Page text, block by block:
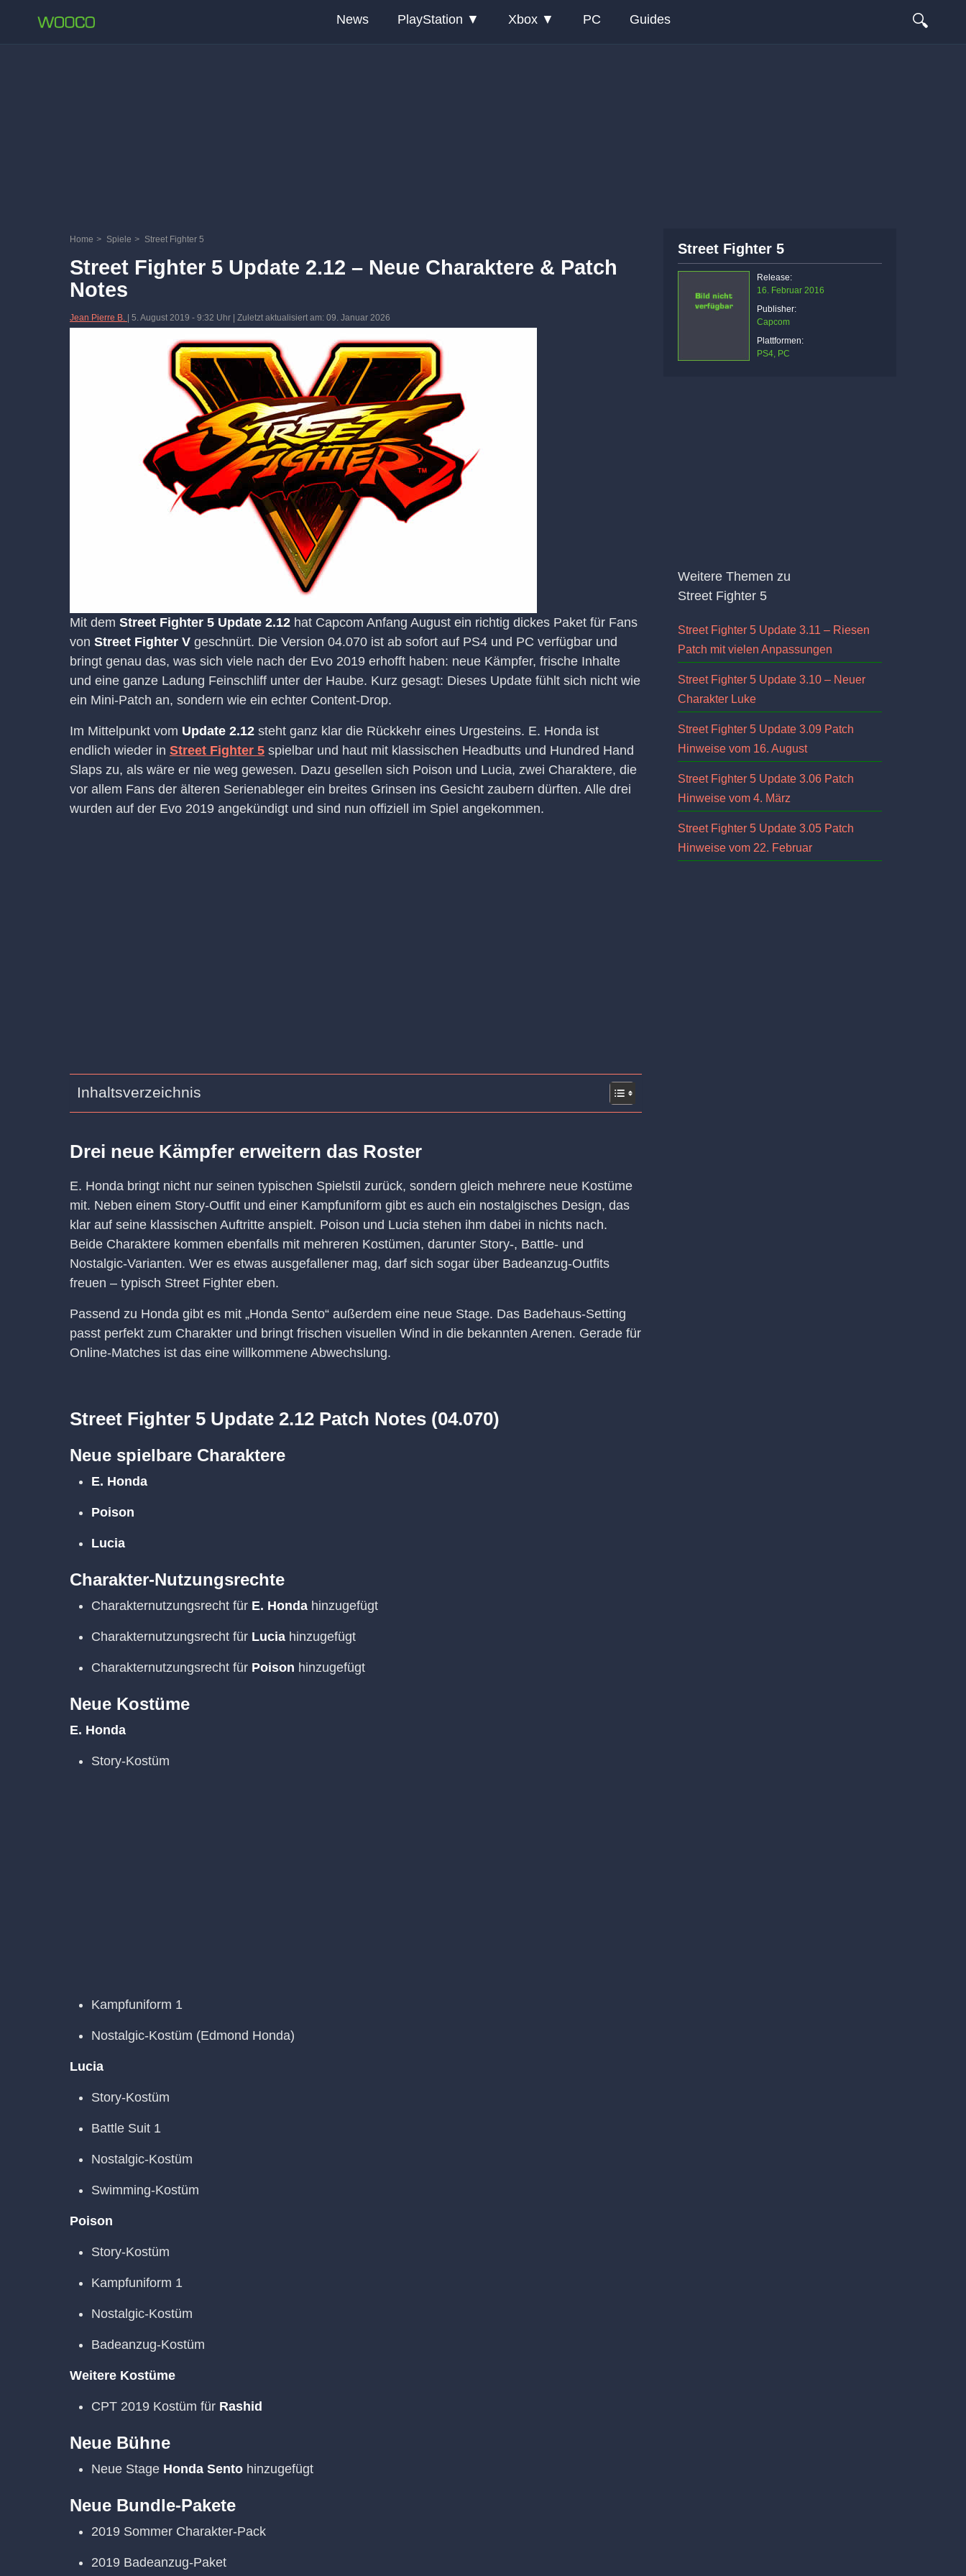
News PlayStation Xbox PC Guides 🔍
Home > Spiele > Street Fighter 5
Street Fighter 5 Update 2.12 – Neue Charaktere & Patch
Notes
Jean Pierre B. 5. August 2019 - 9:32 Uhr | Zuletzt aktualisiert am: 09. Januar 2026
Mit dem Street Fighter 5 Update 2.12 hat Capcom Anfang August ein richtig dickes Paket für Fans
von Street Fighter V geschnürt. Die Version 04.070 ist ab sofort auf PS4 und PC verfügbar und
bringt genau das, was sich viele nach der Evo 2019 erhofft haben: neue Kämpfer, frische Inhalte
und eine ganze Ladung Feinschliff unter der Haube. Kurz gesagt: Dieses Update fühlt sich nicht wie
ein Mini-Patch an, sondern wie ein echter Content-Drop.
Im Mittelpunkt vom Update 2.12 steht ganz klar die Rückkehr eines Urgesteins. E. Honda ist
endlich wieder in Street Fighter 5 spielbar und haut mit klassischen Headbutts und Hundred Hand
Slaps zu, als wäre er nie weg gewesen. Dazu gesellen sich Poison und Lucia, zwei Charaktere, die
vor allem Fans der älteren Serienableger ein breites Grinsen ins Gesicht zaubern dürften. Alle drei
wurden auf der Evo 2019 angekündigt und sind nun offiziell im Spiel angekommen.
Inhaltsverzeichnis
Drei neue Kämpfer erweitern das Roster
E. Honda bringt nicht nur seinen typischen Spielstil zurück, sondern gleich mehrere neue Kostüme
mit. Neben einem Story-Outfit und einer Kampfuniform gibt es auch ein nostalgisches Design, das
klar auf seine klassischen Auftritte anspielt. Poison und Lucia stehen ihm dabei in nichts nach.
Beide Charaktere kommen ebenfalls mit mehreren Kostümen, darunter Story-, Battle- und
Nostalgic-Varianten. Wer es etwas ausgefallener mag, darf sich sogar über Badeanzug-Outfits
freuen – typisch Street Fighter eben.
Passend zu Honda gibt es mit „Honda Sento“ außerdem eine neue Stage. Das Badehaus-Setting
passt perfekt zum Charakter und bringt frischen visuellen Wind in die bekannten Arenen. Gerade für
Online-Matches ist das eine willkommene Abwechslung.
Street Fighter 5 Update 2.12 Patch Notes (04.070)
Neue spielbare Charaktere
E. Honda
Poison
Lucia
Charakter-Nutzungsrechte
Charakternutzungsrecht für E. Honda hinzugefügt
Charakternutzungsrecht für Lucia hinzugefügt
Charakternutzungsrecht für Poison hinzugefügt
Neue Kostüme
E. Honda
Story-Kostüm
Kampfuniform 1
Nostalgic-Kostüm (Edmond Honda)
Lucia
Story-Kostüm
Battle Suit 1
Nostalgic-Kostüm
Swimming-Kostüm
Poison
Story-Kostüm
Kampfuniform 1
Nostalgic-Kostüm
Badeanzug-Kostüm
Weitere Kostüme
CPT 2019 Kostüm für Rashid
Neue Bühne
Neue Stage Honda Sento hinzugefügt
Neue Bundle-Pakete
2019 Sommer Charakter-Pack
2019 Badeanzug-Paket
Street Fighter 5
Release:
16. Februar 2016
Publisher:
Capcom
Plattformen:
PS4, PC
Weitere Themen zu
Street Fighter 5
Street Fighter 5 Update 3.11 – Riesen
Patch mit vielen Anpassungen
Street Fighter 5 Update 3.10 – Neuer
Charakter Luke
Street Fighter 5 Update 3.09 Patch
Hinweise vom 16. August
Street Fighter 5 Update 3.06 Patch
Hinweise vom 4. März
Street Fighter 5 Update 3.05 Patch
Hinweise vom 22. Februar